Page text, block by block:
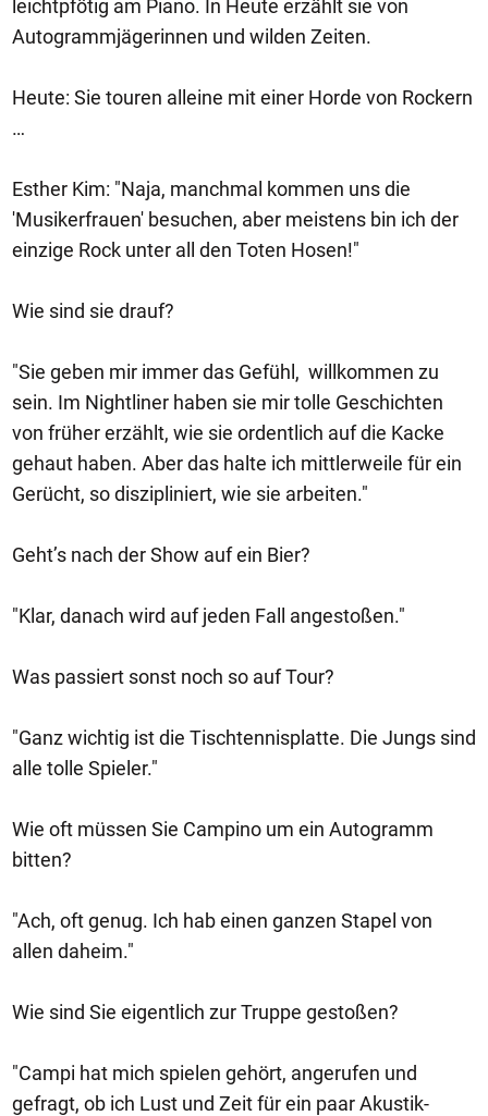
leichtpfötig am Piano. In Heute erzählt sie von
Autogrammjägerinnen und wilden Zeiten.
Heute: Sie touren alleine mit einer Horde von Rockern
…
Esther Kim: "Naja, manchmal kommen uns die
'Musikerfrauen' besuchen, aber meistens bin ich der
einzige Rock unter all den Toten Hosen!"
Wie sind sie drauf?
"Sie geben mir immer das Gefühl, willkommen zu
sein. Im Nightliner haben sie mir tolle Geschichten
von früher erzählt, wie sie ordentlich auf die Kacke
gehaut haben. Aber das halte ich mittlerweile für ein
Gerücht, so diszipliniert, wie sie arbeiten."
Geht’s nach der Show auf ein Bier?
"Klar, danach wird auf jeden Fall angestoßen."
Was passiert sonst noch so auf Tour?
"Ganz wichtig ist die Tischtennisplatte. Die Jungs sind
alle tolle Spieler."
Wie oft müssen Sie Campino um ein Autogramm
bitten?
"Ach, oft genug. Ich hab einen ganzen Stapel von
allen daheim."
Wie sind Sie eigentlich zur Truppe gestoßen?
"Campi hat mich spielen gehört, angerufen und
gefragt, ob ich Lust und Zeit für ein paar Akustik-